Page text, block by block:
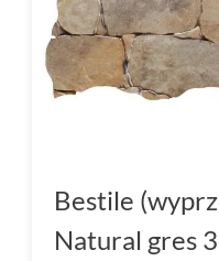
Bestile
Natural gres